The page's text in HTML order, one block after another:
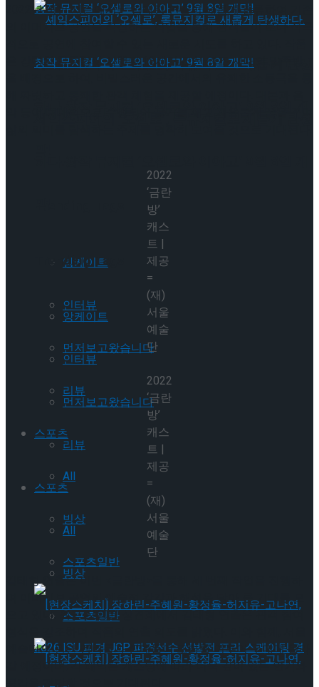
셰익스피어의 ‘오셀로’, 록뮤지컬로 새롭게 탄생
앙케이트
인터뷰
먼저보고왔습니다
리뷰
스포츠
All
빙상
스포츠일반
Trending Tags
앙케이트
인터뷰
먼저보고왔습니다
리뷰
스포츠
All
빙상
스포츠일반
2022년 이번 시즌에서는 김태형 연출이 새롭게 합류하여 기존
의 이머시브 공연을 확장하는 작업을 통해 관객들이 보다 적극
은 강력한 금주령이 시행된 18세기 조선 영조 시대의 밀주방
2022
‘금란
방’
캐스
트 |
제공
=
(재)
서울
예술
단
2022
‘금란
방’
캐스
트 |
제공
=
(재)
서울
예술
단
김태형 연출은 이번 <금란방>을 통해 세 번째 작업을 진행하
며 이머시브 공연의 예술적 감각과 해석을 담아 큰 기대를 모
으고 있다. 최근 진행된 상견례에서 김태형 연출은 관객 참여
예술단의 원년 멤버들과 신예들이 조화를 이루어 무대에 올라
갈 예정이며, 각 배역은 캐스팅에 따라 더욱 깊이 있는 연기와
공감을 전달할 것으로 기대된다.